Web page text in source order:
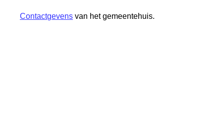
Contactgevens van het gemeentehuis.